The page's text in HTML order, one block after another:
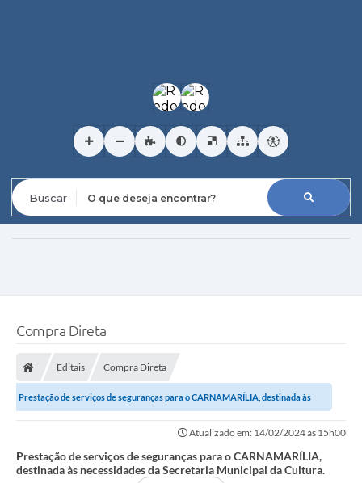
Compra Direta
Editais Compra Direta
Prestação de serviços de seguranças para o CARNAMARÍLIA, destinada às
necessidades da Secretaria Municipal da...
Atualizado em: 14/02/2024 às 15h00
Prestação de serviços de seguranças para o CARNAMARÍLIA,
destinada às necessidades da Secretaria Municipal da Cultura.